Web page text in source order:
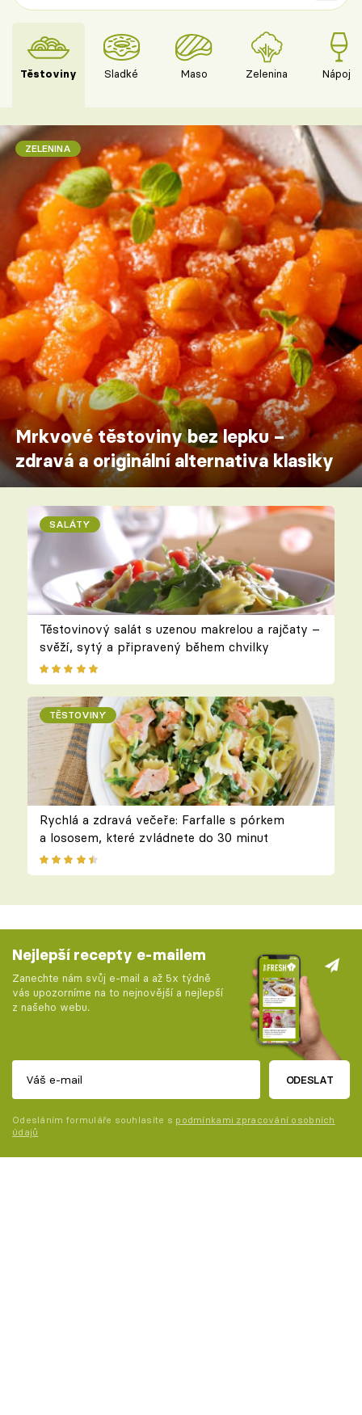
Těstoviny Sladké Maso Zelenina Nápoje
ZELENINA
Mrkvové těstoviny bez lepku –
zdravá a originální alternativa klasiky
SALÁTY
Těstovinový salát s uzenou makrelou a rajčaty –
svěží, sytý a připravený během chvilky
TĚSTOVINY
Rychlá a zdravá večeře: Farfalle s pórkem
a lososem, které zvládnete do 30 minut
Nejlepší recepty e-mailem
Zanechte nám svůj e-mail a až 5x týdně
vás upozorníme na to nejnovější a nejlepší
z našeho webu.
ODESLAT
Odesláním formuláře souhlasíte s podmínkami zpracování osobních
údajů